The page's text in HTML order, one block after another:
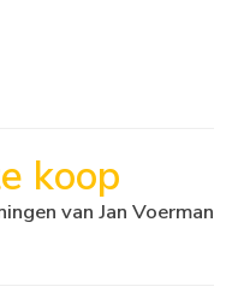
koop
van Jan Voerman